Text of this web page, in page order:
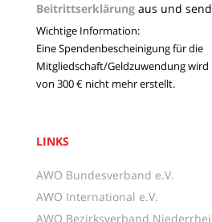
Beitrittserklärung aus und
Wichtige Information:
Eine Spendenbescheinigung für die
Mitgliedschaft/Geldzuwendung wird
von 300 € nicht mehr erstellt.
LINKS
AWO Bundesverband e.V.
AWO International e.V.
AWO Bezirksverband